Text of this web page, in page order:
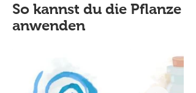
So kannst du die Pflanze
anwenden